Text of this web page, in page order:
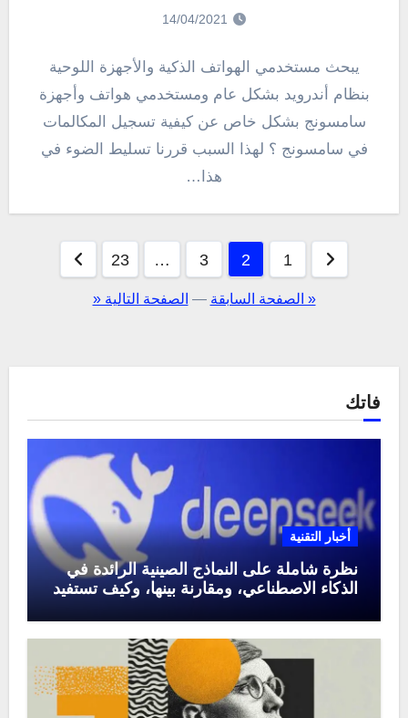
14/04/2021
يبحث مستخدمي الهواتف الذكية والأجهزة اللوحية
بنظام أندرويد بشكل عام ومستخدمي هواتف وأجهزة
سامسونج بشكل خاص عن كيفية تسجيل المكالمات
في سامسونج ؟ لهذا السبب قررنا تسليط الضوء في
هذا…
صفحات
1
2
3
…
23
« الصفحة السابقة — الصفحة التالية «
فاتك
أخبار التقنية
نظرة شاملة على النماذج الصينية الرائدة في
الذكاء الاصطناعي، ومقارنة بينها، وكيف تستفيد